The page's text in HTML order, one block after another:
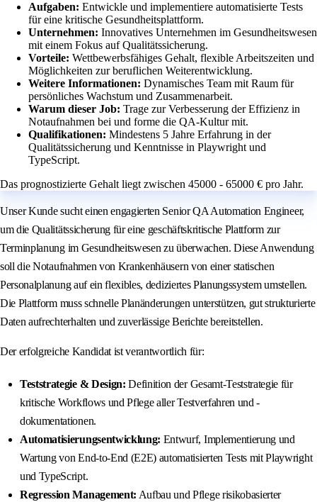
Aufgaben: Entwickle und implementiere automatisierte Tests
für eine kritische Gesundheitsplattform.
Unternehmen: Innovatives Unternehmen im Gesundheitswesen
mit einem Fokus auf Qualitätssicherung.
Vorteile: Wettbewerbsfähiges Gehalt, flexible Arbeitszeiten und
Möglichkeiten zur beruflichen Weiterentwicklung.
Weitere Informationen: Dynamisches Team mit Raum für
persönliches Wachstum und Zusammenarbeit.
Warum dieser Job: Trage zur Verbesserung der Effizienz in
Notaufnahmen bei und forme die QA-Kultur mit.
Qualifikationen: Mindestens 5 Jahre Erfahrung in der
Qualitätssicherung und Kenntnisse in Playwright und
TypeScript.
Das prognostizierte Gehalt liegt zwischen 45000 - 65000 € pro Jahr.
Unser Kunde sucht einen engagierten Senior QA Automation Engineer,
um die Qualitätssicherung für eine geschäftskritische Plattform zur
Terminplanung im Gesundheitswesen zu überwachen. Diese Anwendung
soll die Notaufnahmen von Krankenhäusern von einer statischen
Personalplanung auf ein flexibles, dediziertes Planungssystem umstellen.
Die Plattform muss schnelle Planänderungen unterstützen, gut strukturierte
Daten aufrechterhalten und zuverlässige Berichte bereitstellen.
Der erfolgreiche Kandidat ist verantwortlich für:
Teststrategie & Design: Definition der Gesamt-Teststrategie für
kritische Workflows und Pflege aller Testverfahren und -
dokumentationen.
Automatisierungsentwicklung: Entwurf, Implementierung und
Wartung von End-to-End (E2E) automatisierten Tests mit Playwright
und TypeScript.
Regression Management: Aufbau und Pflege risikobasierter